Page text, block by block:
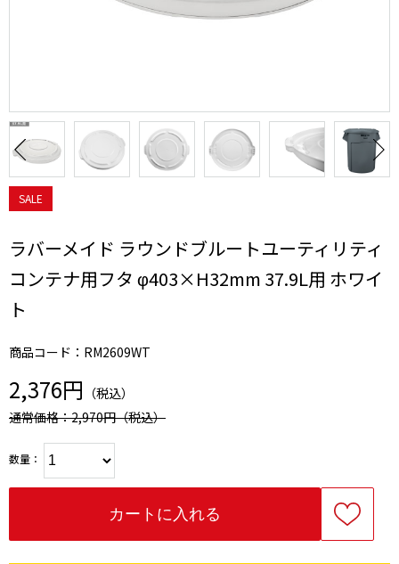
SALE
ラバーメイド ラウンドブルートユーティリティ
コンテナ用フタ φ403×H32mm 37.9L用 ホワイ
ト
商品コード：RM2609WT
2,376円 （税込）
通常価格：2,970円（税込）
数量：